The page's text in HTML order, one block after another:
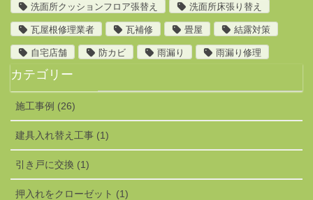
洗面所クッションフロア張替え 洗面所床張り替え
瓦屋根修理業者 瓦補修 畳屋 結露対策
自宅店舗 防カビ 雨漏り 雨漏り修理
カテゴリー
施工事例 (26)
建具入れ替え工事 (1)
引き戸に交換 (1)
押入れをクローゼット (1)